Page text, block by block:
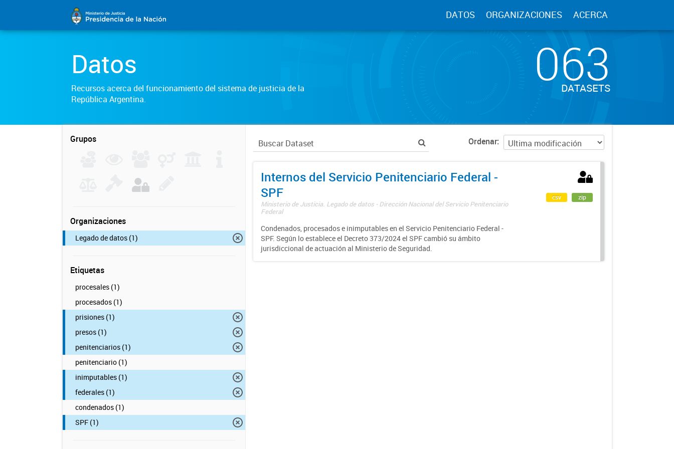
DATOS ORGANIZACIONES ACERCA
Datos
Recursos acerca del funcionamiento del sistema de justicia de la
República Argentina.
063
DATASETS
Grupos
Organizaciones
Legado de datos (1)
Etiquetas
procesales (1)
procesados (1)
prisiones (1)
presos (1)
penitenciarios (1)
penitenciario (1)
inimputables (1)
federales (1)
condenados (1)
SPF (1)
Ordenar
Internos del Servicio Penitenciario Federal -
SPF
Ministerio de Justicia. Legado de datos - Dirección Nacional del Servicio Penitenciario
Federal
Condenados, procesados e inimputables en el Servicio Penitenciario Federal -
SPF. Según lo establece el Decreto 373/2024 el SPF cambió su ámbito
jurisdiccional de actuación al Ministerio de Seguridad.
csv zip